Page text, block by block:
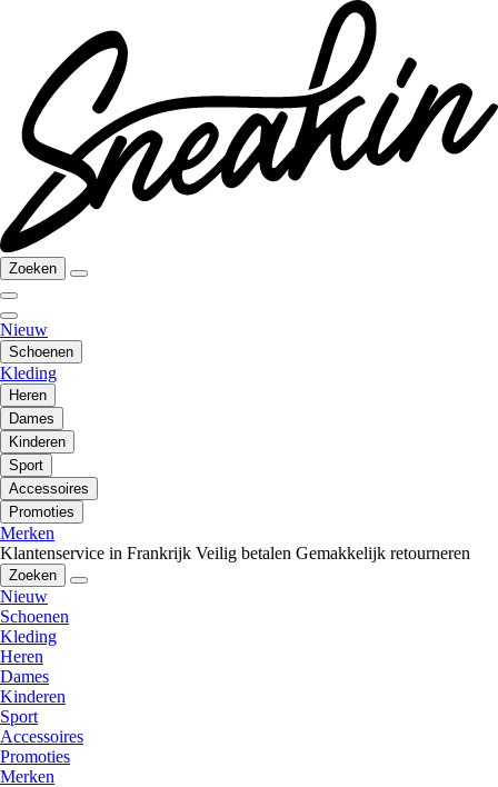
Zoeken
Nieuw
Schoenen
Kleding
Heren
Dames
Kinderen
Sport
Accessoires
Promoties
Merken
Klantenservice in Frankrijk Veilig betalen Gemakkelijk retourneren
Zoeken
Nieuw
Schoenen
Kleding
Heren
Dames
Kinderen
Sport
Accessoires
Promoties
Merken